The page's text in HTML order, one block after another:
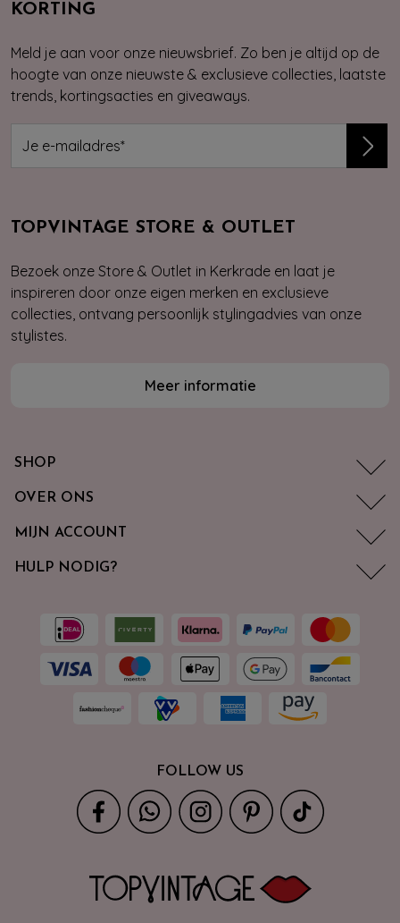
KORTING
Meld je aan voor onze nieuwsbrief. Zo ben je altijd op de
hoogte van onze nieuwste & exclusieve collecties, laatste
trends, kortingsacties en giveaways.
TOPVINTAGE STORE & OUTLET
Bezoek onze Store & Outlet in Kerkrade en laat je
inspireren door onze eigen merken en exclusieve
collecties, ontvang persoonlijk stylingadvies van onze
stylistes.
Meer informatie
SHOP
OVER ONS
MIJN ACCOUNT
HULP NODIG?
FOLLOW US